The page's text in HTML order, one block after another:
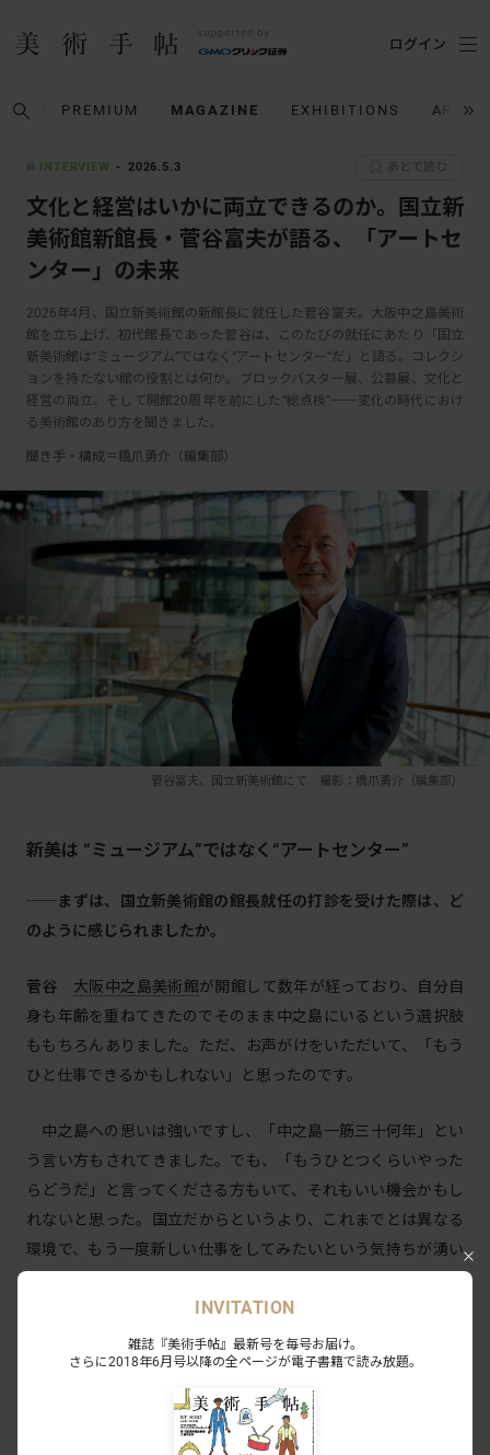
PREMIUM MAGAZINE EXHIBITIONS
ログイン
INTERVIEW 2026.5.3
文化と経営はいかに両立できるのか。国立新
美術館新館長・菅谷富夫が語る、「アートセ
ンター」の未来
2026年4月、国立新美術館の新館長に就任した菅谷富夫。大阪中之島美術
館を立ち上げ、初代館長であった菅谷は、このたびの就任にあたり「国立
新美術館は“ミュージアム”ではなく“アートセンター”だ」と語る。コレクシ
ョンを持たない館の役割とは何か。ブロックバスター展、公募展、文化と
経営の両立、そして開館20周年を前にした“総点検”──変化の時代におけ
る美術館のあり方を聞きました。
聞き手・構成＝橋爪勇介（編集部）
菅谷富夫、国立新美術館にて 撮影：橋爪勇介（編集部）
新美は “ ミュージアム”ではなく“アートセンター”
──まずは、国立新美術館の館長就任の打診を受けた際は、ど
のように感じられましたか。
菅谷 大阪中之島美術館が開館して数年が経っており、自分自
身も年齢を重ねてきたのでそのまま中之島にいるという選択肢
ももちろんありました。ただ、お声がけをいただいて、「もう
ひと仕事できるかもしれない」と思ったのです。
中之島への思いは強いですし、「中之島一筋三十何年」とい
う言い方もされてきました。でも、「もうひとつくらいやった
らどうだ」と言ってくださる方もいて、それもいい機会かもし
れないと思った。国立だからというより、これまでとは異なる
環境で、もう一度新しい仕事をしてみたいという気持ちが湧い
す。そうした状況で次の世代にバトンタッチしなければいけな
いという思いもありました。大阪・関西万博も終わりました
し、ひとつの節目でもありました。
──国立新美術館をどのような美術館だと見ていましたか。
INVITATION
雑誌『美術手帖』最新号を毎号お届け。
さらに2018年6月号以降の全ページが電子書籍で読み放題。